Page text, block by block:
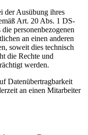
der Ausübung ihres
Art. 20 Abs. 1 DS-
personenbezogenen
an einen anderen
soweit dies technisch
die Rechte und
werden.
Datenübertragbarkeit
an einen Mitarbeiter